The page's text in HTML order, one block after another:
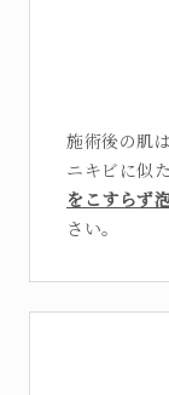
施術後の肌
ニキビに似
をこすらず
さい。